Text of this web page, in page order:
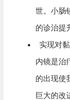
世。小肠
的诊治提
实现对
内镜是治
的出现使
巨大的改